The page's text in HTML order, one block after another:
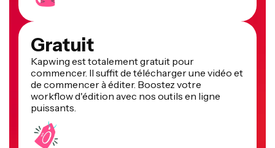
Gratuit
Kapwing est totalement gratuit pour
commencer. Il suffit de télécharger une vidéo et
de commencer à éditer. Boostez votre
workflow d'édition avec nos outils en ligne
puissants.